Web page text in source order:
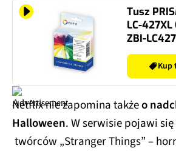
Tusz
LC-
ZBI-
Kup
Netflix nie zapomina takżeo
Halloween. W serwisie pojawi
twórców „Stranger Things” –